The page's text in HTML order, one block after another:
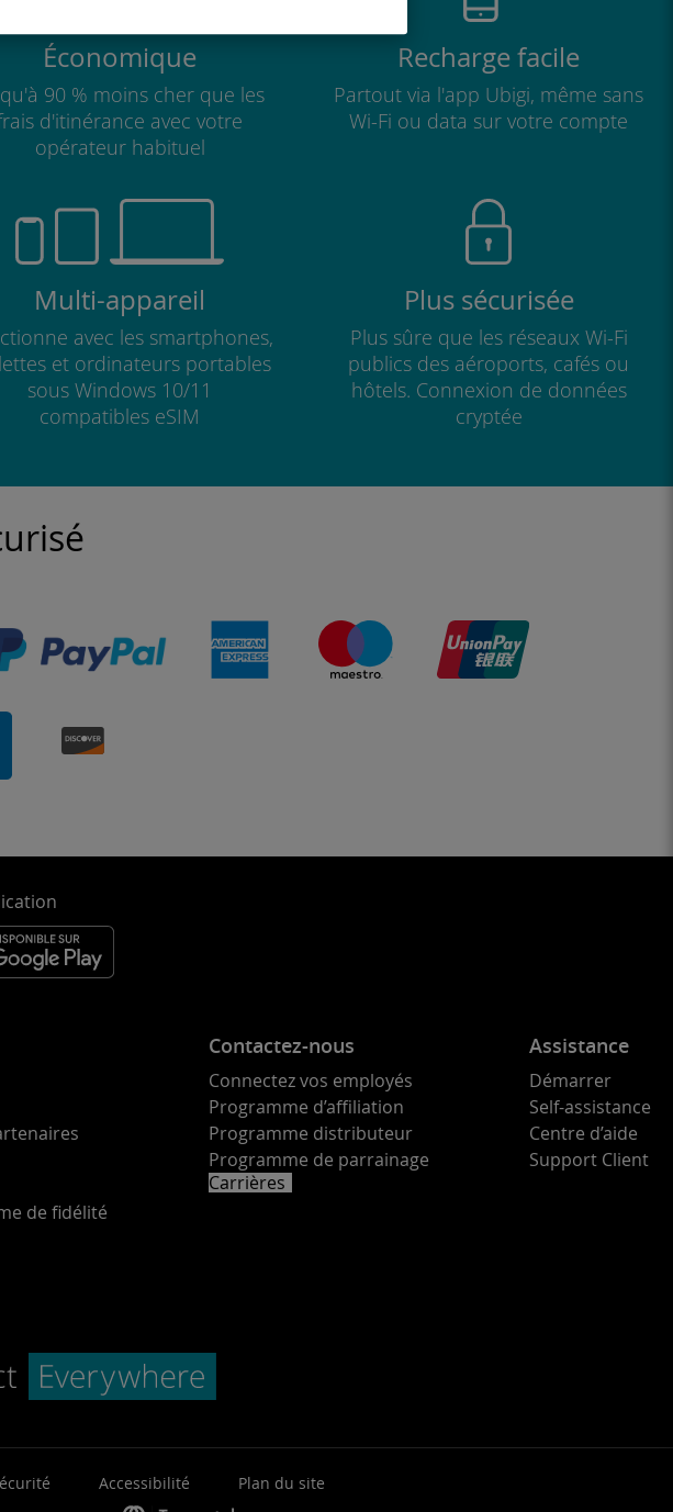
Économique
90 % moins cher que les
d'itinérance avec votre
opérateur habituel
Recharge facile
Partout via l'app Ubigi, même sans
Wi-Fi ou data sur votre compte
Multi-appareil
avec les smartphones,
et ordinateurs portables
sous Windows 10/11
compatibles eSIM
Plus sécurisée
Plus sûre que les réseaux Wi-Fi
publics des aéroports, cafés ou
hôtels. Connexion de données
cryptée
de fidélité
Contactez-nous
Connectez vos employés
Programme d’affiliation
Programme distributeur
Programme de parrainage
Carrières
Assistance
Démarrer
Self-assistance
Centre d’aide
Support Client
Accessibilité
Plan du site